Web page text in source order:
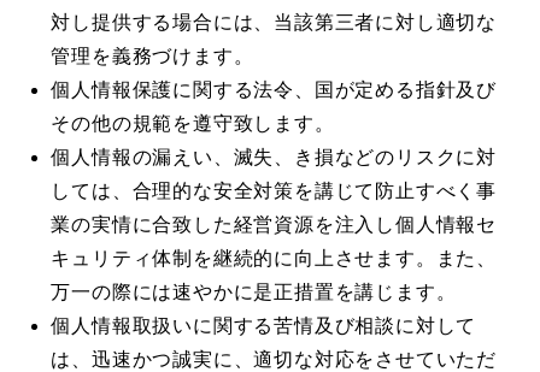
対し提供する場合には、当該第三者に対し適切な
管理を義務づけます。
個人情報保護に関する法令、国が定める指針及び
その他の規範を遵守致します。
個人情報の漏えい、滅失、き損などのリスクに対
しては、合理的な安全対策を講じて防止すべく事
業の実情に合致した経営資源を注入し個人情報セ
キュリティ体制を継続的に向上させます。また、
万一の際には速やかに是正措置を講じます。
個人情報取扱いに関する苦情及び相談に対して
は、迅速かつ誠実に、適切な対応をさせていただ